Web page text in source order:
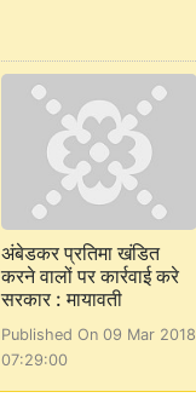
अंबेडकर प्रतिमा खंडित
करने वालों पर कार्रवाई करे
सरकार : मायावती
Published On 09 Mar 2018
07:29:00